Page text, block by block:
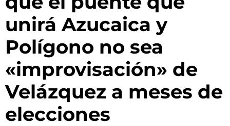
unirá Azucaica y
Polígono no sea
«improvisación» de
Velázquez a meses de
elecciones